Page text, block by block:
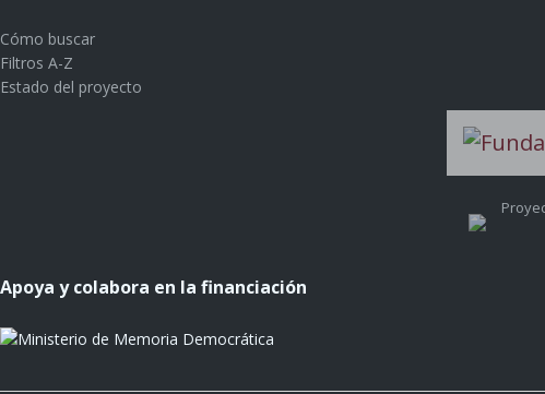
Cómo buscar
Filtros A-Z
Estado del proyecto
Apoya y colabora en la financiación